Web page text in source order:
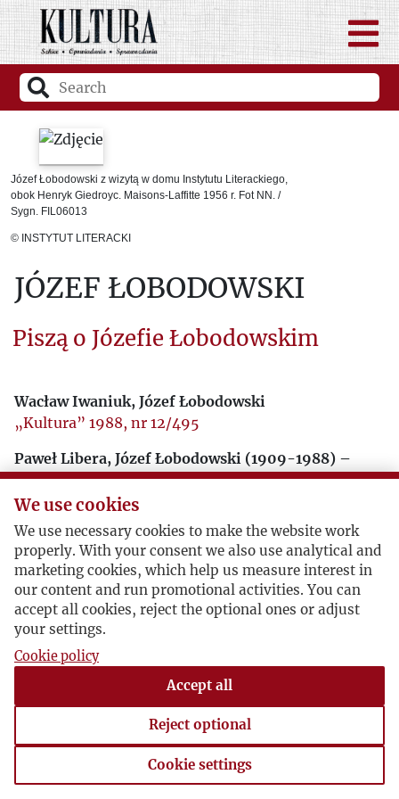
Józef Łobodowski z wizytą w domu Instytutu Literackiego,
obok Henryk Giedroyc. Maisons-Laffitte 1956 r. Fot NN. /
Sygn. FIL06013
© INSTYTUT LITERACKI
JÓZEF ŁOBODOWSKI
Piszą o Józefie Łobodowskim
Wacław Iwaniuk, Józef Łobodowski
„Kultura” 1988, nr 12/495
Paweł Libera, Józef Łobodowski (1909-1988) –
szkic do biografii politycznej pisarza
zaangażowanego
„Zeszyty Historyczne” 2007, nr 160
Między literaturą a polityką. O Józefie
Łobodowskim, pod red. L. Siryk i E. Łoś, Lublin 2012.
We use cookies
We use necessary cookies to make the website work
properly. With your consent we also use analytical and
marketing cookies, which help us measure interest in
our content and run promotional activities. You can
accept all cookies, reject the optional ones or adjust
your settings.
Cookie policy
Accept all
Reject optional
Cookie settings
Cookie settings